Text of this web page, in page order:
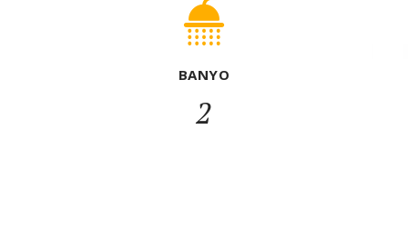
BANYO
2